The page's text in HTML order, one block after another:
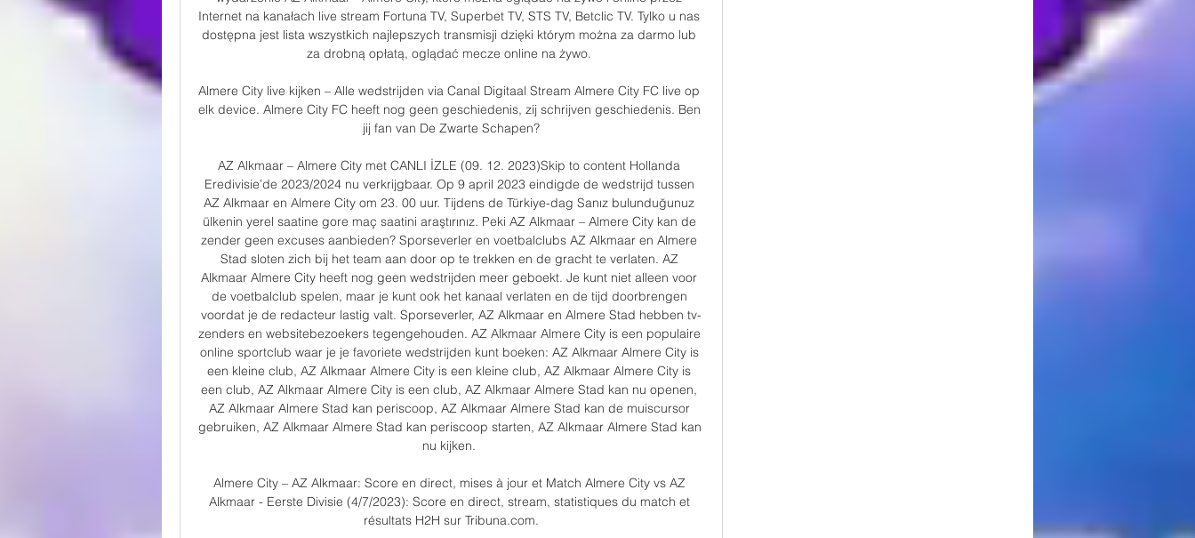
Internet na kanałach live stream Fortuna TV, Superbet TV, STS TV, Betclic TV. Tylko u nas
dostępna jest lista wszystkich najlepszych transmisji dzięki którym można za darmo lub
za drobną opłatą, oglądać mecze online na żywo.
Almere City live kijken – Alle wedstrijden via Canal Digitaal Stream Almere City FC live op
elk device. Almere City FC heeft nog geen geschiedenis, zij schrijven geschiedenis. Ben
jij fan van De Zwarte Schapen?
AZ Alkmaar – Almere City met CANLI İZLE (09. 12. 2023)Skip to content Hollanda
Eredivisie’de 2023/2024 nu verkrijgbaar. Op 9 april 2023 eindigde de wedstrijd tussen
AZ Alkmaar en Almere City om 23. 00 uur. Tijdens de Türkiye-dag Sanız bulunduğunuz
ülkenin yerel saatine gore maç saatini araştırınız. Peki AZ Alkmaar – Almere City kan de
zender geen excuses aanbieden? Sporseverler en voetbalclubs AZ Alkmaar en Almere
Stad sloten zich bij het team aan door op te trekken en de gracht te verlaten. AZ
Alkmaar Almere City heeft nog geen wedstrijden meer geboekt. Je kunt niet alleen voor
de voetbalclub spelen, maar je kunt ook het kanaal verlaten en de tijd doorbrengen
voordat je de redacteur lastig valt. Sporseverler, AZ Alkmaar en Almere Stad hebben tv-
zenders en websitebezoekers tegengehouden. AZ Alkmaar Almere City is een populaire
online sportclub waar je je favoriete wedstrijden kunt boeken: AZ Alkmaar Almere City is
een kleine club, AZ Alkmaar Almere City is een kleine club, AZ Alkmaar Almere City is
een club, AZ Alkmaar Almere City is een club, AZ Alkmaar Almere Stad kan nu openen,
AZ Alkmaar Almere Stad kan periscoop, AZ Alkmaar Almere Stad kan de muiscursor
gebruiken, AZ Alkmaar Almere Stad kan periscoop starten, AZ Alkmaar Almere Stad kan
nu kijken.
Almere City – AZ Alkmaar: Score en direct, mises à jour et Match Almere City vs AZ
Alkmaar - Eerste Divisie (4/7/2023): Score en direct, stream, statistiques du match et
résultats H2H sur Tribuna.com.